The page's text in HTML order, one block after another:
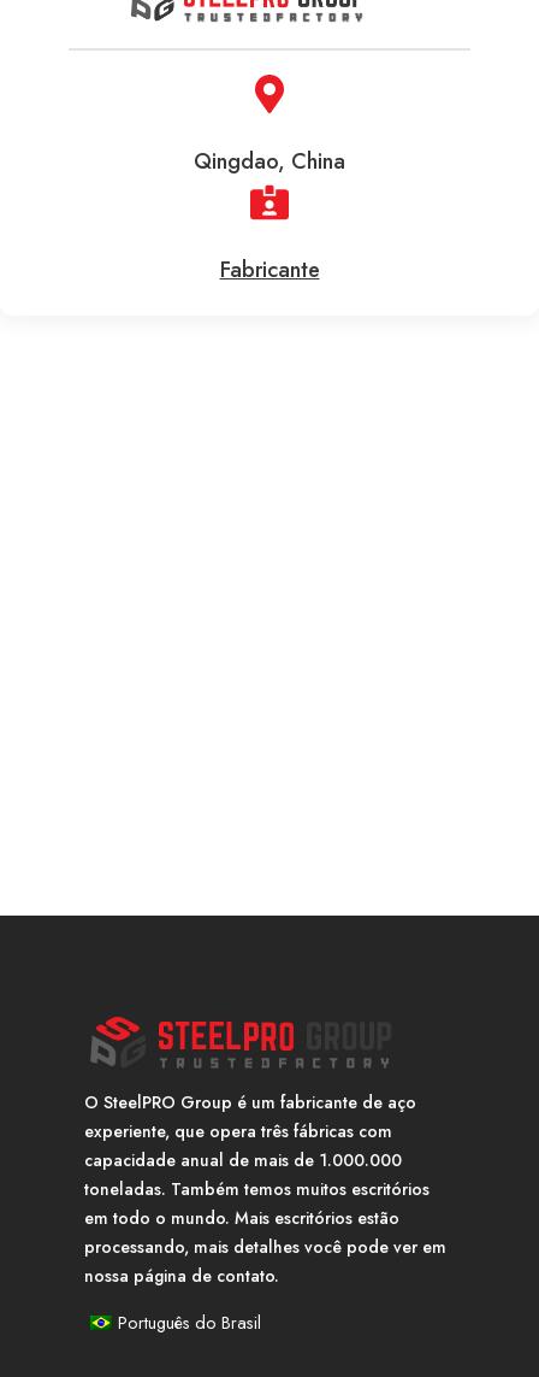
Qingdao, China
Fabricante
O SteelPRO Group é um fabricante de aço
experiente, que opera três fábricas com
capacidade anual de mais de 1.000.000
toneladas. Também temos muitos escritórios
em todo o mundo. Mais escritórios estão
processando, mais detalhes você pode ver em
nossa página de contato.
Português do Brasil